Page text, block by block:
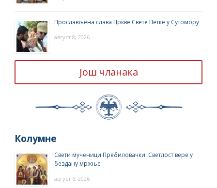
Прослављена слава Цркве Свете Петке у Сутомору
август 8, 2026
Још чланака
Колумне
Свети мученици Пребиловачки: Светлост вере у
бездану мржње
август 6, 2026